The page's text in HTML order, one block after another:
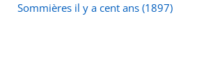
Sommières il y a cent ans (1897)